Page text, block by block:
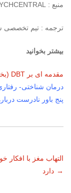
منبع : PSYCHCENTRAL
ترجمه : تیم تخصصی
بیشتر بخوانید
مقدمه ای بر DBT (بخش اول)
درمان شناختی-‌
پنج باور نادرست
ناوبری
نوشته
التهاب مغز با افکار
دارد →